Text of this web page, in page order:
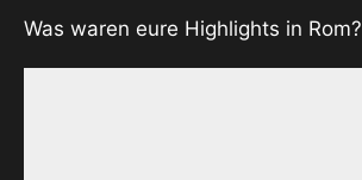
Was waren eure Highlights in Rom?